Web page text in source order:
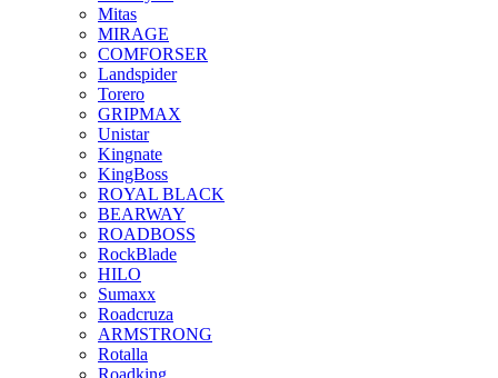
Mitas
MIRAGE
COMFORSER
Landspider
Torero
GRIPMAX
Unistar
Kingnate
KingBoss
ROYAL BLACK
BEARWAY
ROADBOSS
RockBlade
HILO
Sumaxx
Roadcruza
ARMSTRONG
Rotalla
Roadking